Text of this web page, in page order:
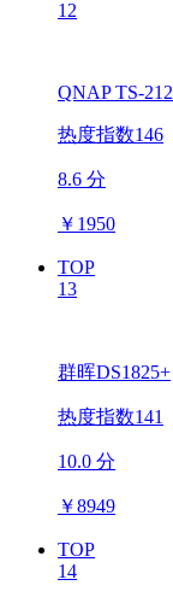
12
QNAP TS-212
热度指数146
8.6 分
￥ 1950
TOP
13
群晖DS1825+
热度指数141
10.0 分
￥8949
TOP
14